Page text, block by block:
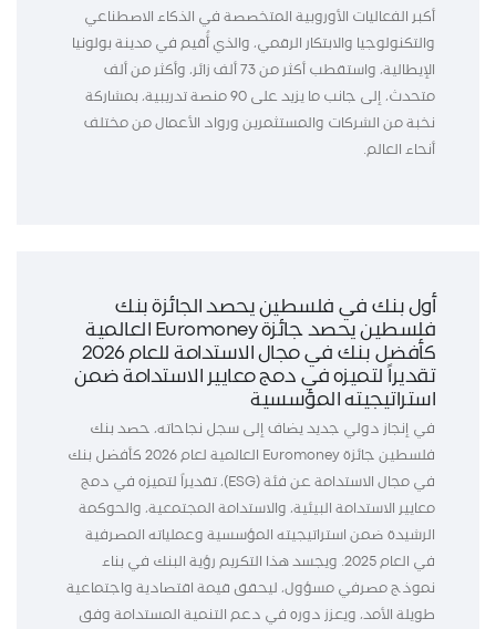
أكبر الفعاليات الأوروبية المتخصصة في الذكاء الاصطناعي
والتكنولوجيا والابتكار الرقمي، والذي أُقيم في مدينة بولونيا
الإيطالية، واستقطب أكثر من 73 ألف زائر، وأكثر من ألف
متحدث، إلى جانب ما يزيد على 90 منصة تدريبية، بمشاركة
نخبة من الشركات والمستثمرين ورواد الأعمال من مختلف
أنحاء العالم.
أول بنك في فلسطين يحصد الجائزة بنك
فلسطين يحصد جائزة Euromoney العالمية
كأفضل بنك في مجال الاستدامة للعام 2026
تقديراً لتميزه في دمج معايير الاستدامة ضمن
استراتيجيته المؤسسية
في إنجاز دولي جديد يضاف إلى سجل نجاحاته، حصد بنك
فلسطين جائزة Euromoney العالمية لعام 2026 كأفضل بنك
في مجال الاستدامة عن فئة (ESG)، تقديراً لتميزه في دمج
معايير الاستدامة البيئية، والاستدامة المجتمعية، والحوكمة
الرشيدة ضمن استراتيجيته المؤسسية وعملياته المصرفية
في العام 2025. ويجسد هذا التكريم رؤية البنك في بناء
نموذج مصرفي مسؤول، ليحقق قيمة اقتصادية واجتماعية
طويلة الأمد، ويعزز دوره في دعم التنمية المستدامة وفق